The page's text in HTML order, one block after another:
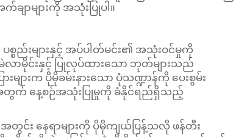
ာများကို အသုံးပြုပါ။
းများနှင့် အပ်ပါတ်မင်း၏ အသုံးဝင်မှုကို
ာမိုင်းနှင့် ပြုလုပ်ထားသော ဘုတ်များသည်
ားက ပိုမိုခမ်းနားသော ပုံသဏ္ဍာန်ကို ပေးစွမ်း
အတွက် နေ့စဉ်အသုံးပြုမှုကို ခံနိုင်ရည်ရှိသည့်
း နေရာများကို ပိုမိုကျယ်ပြန့်သလို ဖန်တီး